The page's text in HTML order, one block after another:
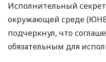
Исполнительный
окружающей среде (
подчеркнул, что
обязательным для